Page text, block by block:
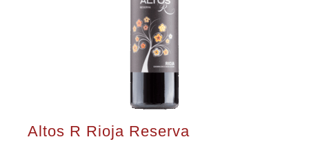
Altos R Rioja Reserva